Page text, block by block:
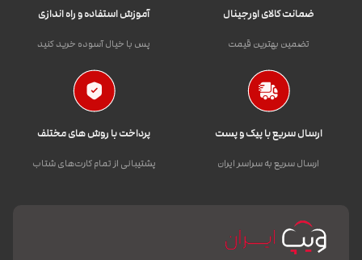
ضمانت کالای اورجینال
تضمین بهترین قیمت
آموزش استفاده و راه اندازی
پس با خیال آسوده خرید کنید
ارسال سریع با پیک و پست
ارسال سریع به سراسر ایران
پرداخت با روش های مختلف
پشتیبانی از تمام کارت‌های شتاب